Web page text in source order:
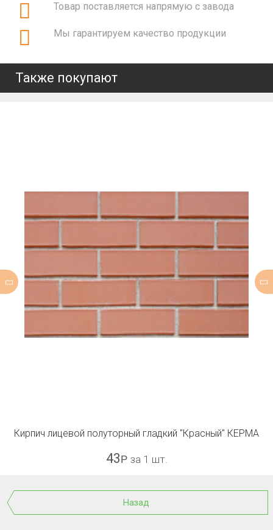
Товар поставляется напрямую с завода
Мы гарантируем качество продукции
Также покупают
Кирпич лицевой полуторный гладкий "Красный" КЕРМА
43Р за 1 шт.
Назад